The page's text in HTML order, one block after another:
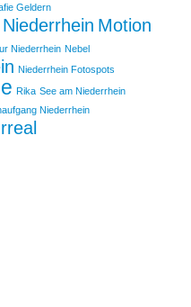
Geldern
Motion
Niederrhein Nebel
Niederrhein Fotospots
Rika See am Niederrhein
Niederrhein